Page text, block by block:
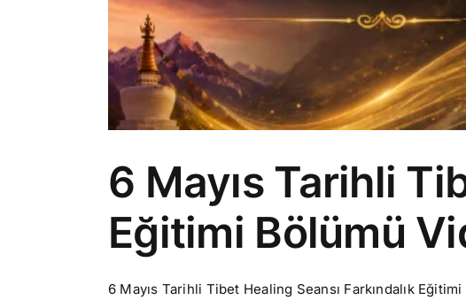
6 Mayıs Tarihli
Eğitimi Bölümü
6 Mayıs Tarihli Tibet Healing Seansı Farkındalık